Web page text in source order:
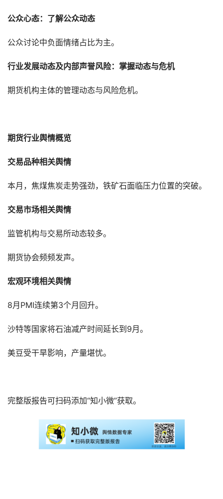
公众心态：了解公众动态
公众讨论中负面情绪占比为主。
行业发展动态及内部声誉风险：掌握动态与危机
期货机构主体的管理动态与风险危机。
期货行业舆情概览
交易品种相关舆情
本月，焦煤焦炭走势强劲，铁矿石面临压力位置的突破。
交易市场相关舆情
监管机构与交易所动态较多。
期货协会频频发声。
宏观环境相关舆情
8月PMI连续第3个月回升。
沙特等国家将石油减产时间延长到9月。
美豆受干旱影响，产量堪忧。
完整版报告可扫码添加“知小微”获取。